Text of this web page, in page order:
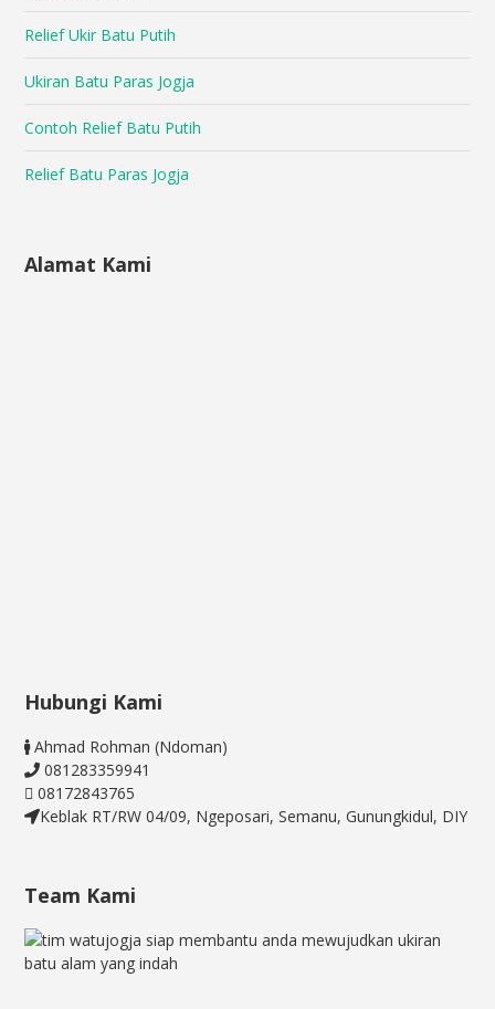
Relief Ukir Batu Putih
Ukiran Batu Paras Jogja
Contoh Relief Batu Putih
Relief Batu Paras Jogja
Alamat Kami
Hubungi Kami
Ahmad Rohman (Ndoman)
081283359941
08172843765
Keblak RT/RW 04/09, Ngeposari, Semanu, Gunungkidul, DIY
Team Kami